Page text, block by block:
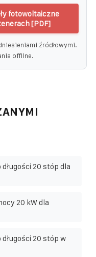
fotowoltaiczne
[PDF]
źródłowymi.
offline.
20 stóp dla
20 kW dla
20 stóp w